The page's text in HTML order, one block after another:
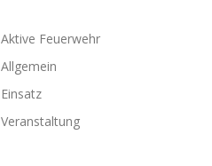
Aktive Feuerwehr
Allgemein
Einsatz
Veranstaltung